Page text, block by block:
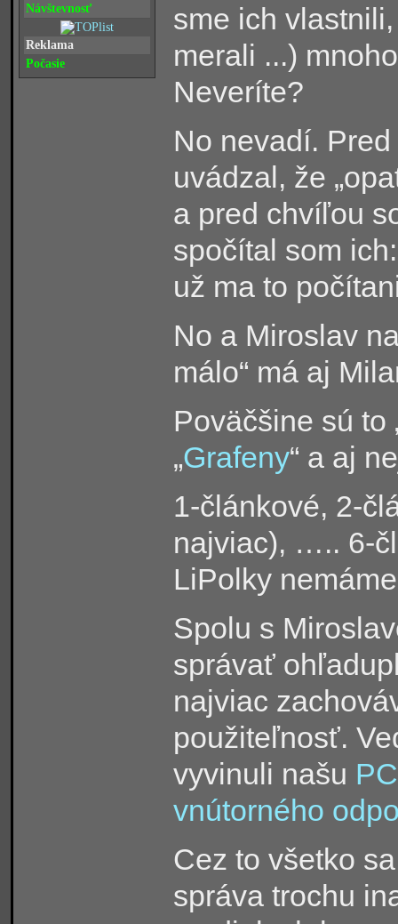
Návštevnosť
Reklama
Počasie
sme ich
merali ...)
Neveríte?
No nevadí.
uvádzal, že
a pred chvíľou
spočítal som
už ma to
No a Miroslav
málo“ má aj
Poväčšine sú to
„Grafeny“ a aj
1-článkové, 2-
najviac), ….. 6-
LiPolky
Spolu s
správať
najviac
použiteľnosť.
vyvinuli našu
vnútorného
Cez to všetko
správa trochu